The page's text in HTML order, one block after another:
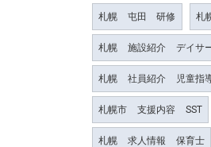
札幌 屯田 研修 札
札幌 施設紹介 デイサ
札幌 社員紹介 児童指
札幌市 支援内容 SST
札幌 求人情報 保育士